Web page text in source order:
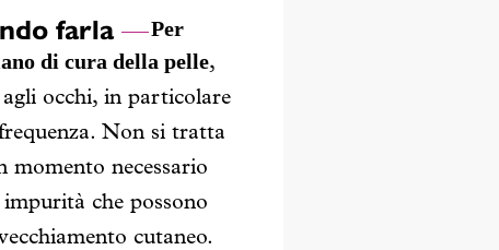
farla
Per
di cura della pelle,
occhi, in particolare
Non si tratta
momento necessario
che possono
cutaneo.